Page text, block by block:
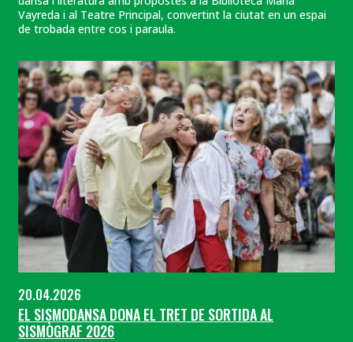
Vayreda i al Teatre Principal, convertint la ciutat en un espai
de trobada entre cos i paraula.
20.04.2026
EL SISMODANSA DONA EL TRET DE SORTIDA AL
SISMÒGRAF 2026